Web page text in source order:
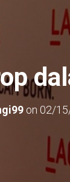
on 02/